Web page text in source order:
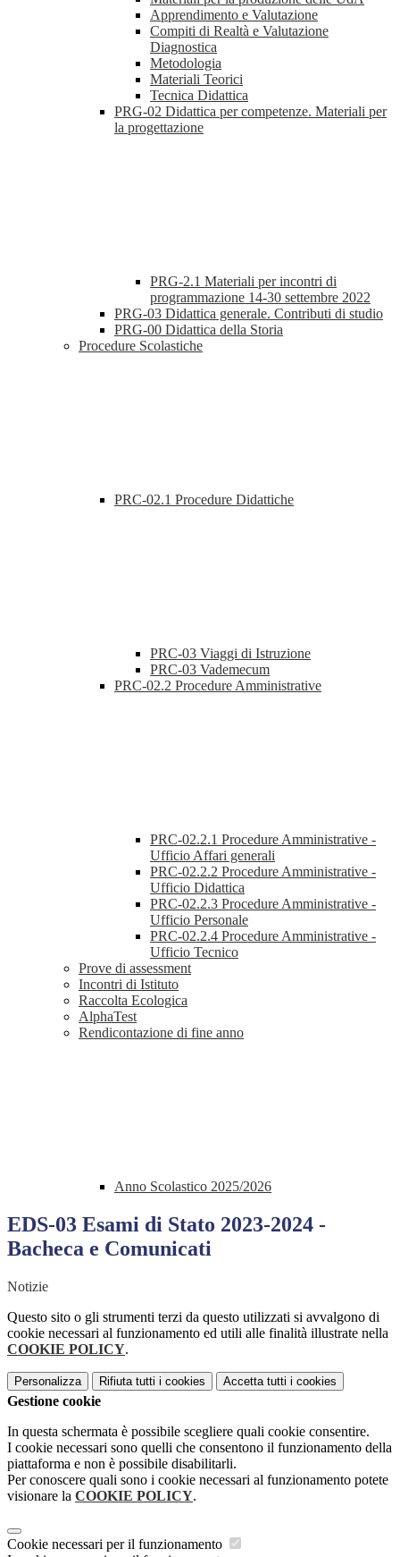
Apprendimento e Valutazione
Compiti di Realtà e Valutazione
Diagnostica
Metodologia
Materiali Teorici
Tecnica Didattica
PRG-02 Didattica per competenze. Materiali per
la progettazione
PRG-2.1 Materiali per incontri di
programmazione 14-30 settembre 2022
PRG-03 Didattica generale. Contributi di studio
PRG-00 Didattica della Storia
Procedure Scolastiche
PRC-02.1 Procedure Didattiche
PRC-03 Viaggi di Istruzione
PRC-03 Vademecum
PRC-02.2 Procedure Amministrative
PRC-02.2.1 Procedure Amministrative -
Ufficio Affari generali
PRC-02.2.2 Procedure Amministrative -
Ufficio Didattica
PRC-02.2.3 Procedure Amministrative -
Ufficio Personale
PRC-02.2.4 Procedure Amministrative -
Ufficio Tecnico
Prove di assessment
Incontri di Istituto
Raccolta Ecologica
AlphaTest
Rendicontazione di fine anno
Anno Scolastico 2025/2026
EDS-03 Esami di Stato 2023-2024 -
Bacheca e Comunicati
Notizie
Questo sito o gli strumenti terzi da questo utilizzati si avvalgono di
cookie necessari al funzionamento ed utili alle finalità illustrate nella
COOKIE POLICY.
Personalizza Rifiuta tutti i cookies Accetta tutti i cookies
Gestione cookie
In questa schermata è possibile scegliere quali cookie consentire.
I cookie necessari sono quelli che consentono il funzionamento della
piattaforma e non è possibile disabilitarli.
Per conoscere quali sono i cookie necessari al funzionamento potete
visionare la COOKIE POLICY.
Cookie necessari per il funzionamento